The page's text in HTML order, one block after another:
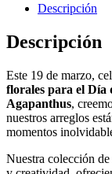
Descripción
Descripción
Este 19 de marzo,
florales para el Día
Agapanthus,
nuestros arreglos
momentos
Nuestra colección de